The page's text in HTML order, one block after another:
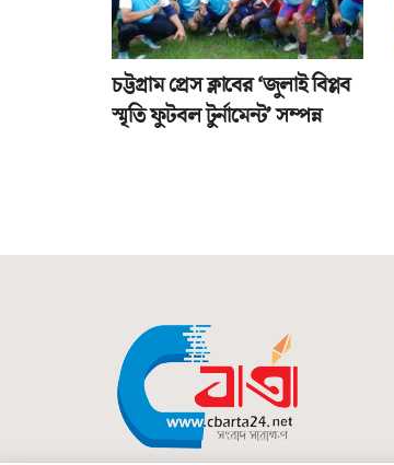
চট্টগ্রাম প্রেস ক্লাবের ‘জুলাই বিপ্লব
স্মৃতি ফুটবল টুর্নামেন্ট’ সম্পন্ন